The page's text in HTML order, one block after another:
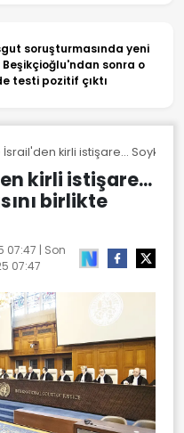
soruşturmasında yeni
Beşikçioğlu'ndan sonra o
testi pozitif çıktı
kirli istişare... Soykırım
kirli istişare...
birlikte
07:47 | Son
07:47